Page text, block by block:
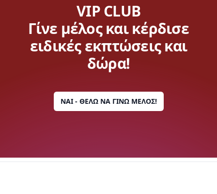
VIP CLUB
Γίνε μέλος και κέρδισε
ειδικές εκπτώσεις και
δώρα!
ΝΑΙ - ΘΕΛΩ ΝΑ ΓΙΝΩ ΜΕΛΟΣ!